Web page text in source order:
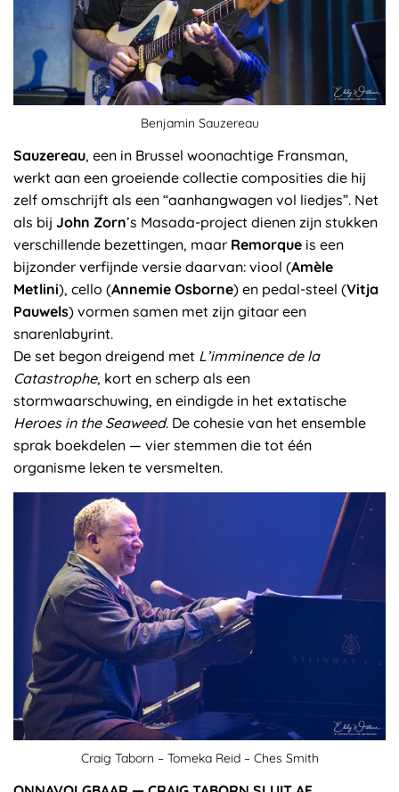
Benjamin Sauzereau
Sauzereau, een in Brussel woonachtige Fransman,
werkt aan een groeiende collectie composities die hij
zelf omschrijft als een “aanhangwagen vol liedjes”. Net
als bij John Zorn’s Masada-project dienen zijn stukken
verschillende bezettingen, maar Remorque is een
bijzonder verfijnde versie daarvan: viool (Amèle
Metlini), cello (Annemie Osborne) en pedal-steel (Vitja
Pauwels) vormen samen met zijn gitaar een
snarenlabyrint.
De set begon dreigend met L’imminence de la
Catastrophe, kort en scherp als een
stormwaarschuwing, en eindigde in het extatische
Heroes in the Seaweed. De cohesie van het ensemble
sprak boekdelen — vier stemmen die tot één
organisme leken te versmelten.
Craig Taborn – Tomeka Reid – Ches Smith